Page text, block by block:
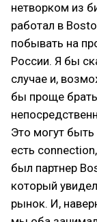
нетворком из
работал в
побывать на
России. Я бы
случае и,
бы проще
Это могут
есть
был партнер
который
рынок. И,